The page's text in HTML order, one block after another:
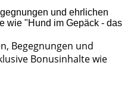
Begegnungen und
Bonusinhalte wie